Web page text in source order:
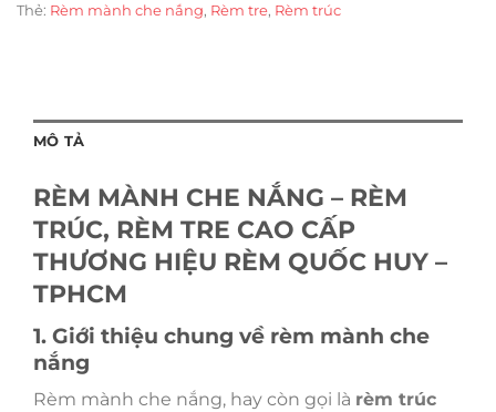
Thẻ: Rèm mành che nắng, Rèm tre, Rèm trúc
MÔ TẢ
RÈM MÀNH CHE NẮNG – RÈM
TRÚC, RÈM TRE CAO CẤP
THƯƠNG HIỆU RÈM QUỐC HUY –
TPHCM
1. Giới thiệu chung về rèm mành che
nắng
Rèm mành che nắng, hay còn gọi là rèm trúc